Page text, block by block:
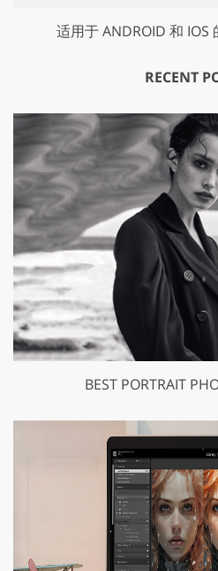
适用于 ANDROID 和 IOS
RECENT
BEST PORTRAIT